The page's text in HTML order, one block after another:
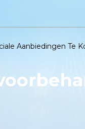
Aanbiedingen Te